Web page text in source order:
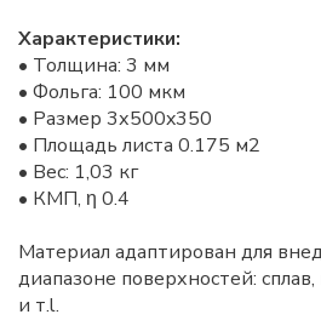
Характеристики:
• Толщина: 3 мм
• Фольга: 100 мкм
• Размер 3х500x350
• Площадь листа 0.175 м2
• Вес: 1,03 кг
• КМП, η 0.4
Материал адаптирован для
диапазоне поверхностей:
и т.l.